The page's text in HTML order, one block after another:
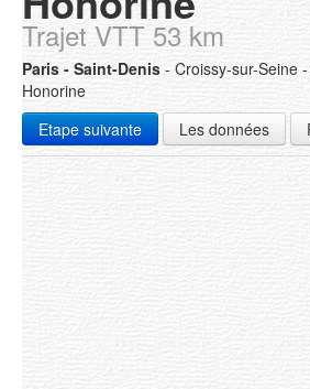
Dangereuse, l'Ile-de-France ?
Geoportail, Google Maps,
Quelques considérations sur les
Mises à jour du site
Trajet VTT 53 km
Paris - Saint-Denis - Croissy-sur-Seine
Honorine
Etape suivante
Les données